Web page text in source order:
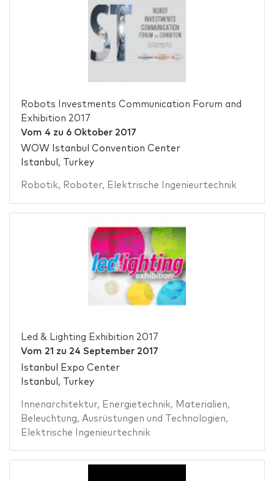
Robots Investments Communication Forum and
Exhibition 2017
Vom 4 zu 6 Oktober 2017
WOW Istanbul Convention Center
Istanbul, Turkey
Robotik, Roboter, Elektrische Ingenieurtechnik
Led & Lighting Exhibition 2017
Vom 21 zu 24 September 2017
Istanbul Expo Center
Istanbul, Turkey
Innenarchitektur, Energietechnik, Materialien,
Beleuchtung, Ausrüstungen und Technologien,
Elektrische Ingenieurtechnik